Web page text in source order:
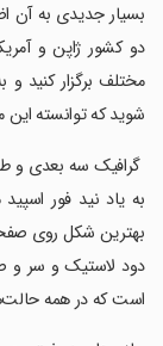
بسیار جدیدی به آن
دو کشور ژاپن و
مختلف برگزار کنید
شوید که توانسته این
گرافیک سه بعدی و
به یاد نید فور
بهترین شکل روی
دود لاستیک و سر و
است که در همه